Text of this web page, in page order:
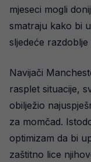
mjeseci mogli
smatraju kako bi
sljedeće
Navijači
rasplet situacije,
obilježio
za momčad.
optimizam da bi
zaštitno lice